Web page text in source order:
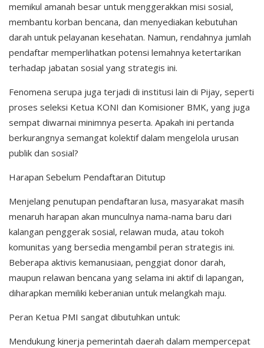
memikul amanah besar untuk menggerakkan misi sosial,
membantu korban bencana, dan menyediakan kebutuhan
darah untuk pelayanan kesehatan. Namun, rendahnya jumlah
pendaftar memperlihatkan potensi lemahnya ketertarikan
terhadap jabatan sosial yang strategis ini.
Fenomena serupa juga terjadi di institusi lain di Pijay, seperti
proses seleksi Ketua KONI dan Komisioner BMK, yang juga
sempat diwarnai minimnya peserta. Apakah ini pertanda
berkurangnya semangat kolektif dalam mengelola urusan
publik dan sosial?
Harapan Sebelum Pendaftaran Ditutup
Menjelang penutupan pendaftaran lusa, masyarakat masih
menaruh harapan akan munculnya nama-nama baru dari
kalangan penggerak sosial, relawan muda, atau tokoh
komunitas yang bersedia mengambil peran strategis ini.
Beberapa aktivis kemanusiaan, penggiat donor darah,
maupun relawan bencana yang selama ini aktif di lapangan,
diharapkan memiliki keberanian untuk melangkah maju.
Peran Ketua PMI sangat dibutuhkan untuk:
Mendukung kinerja pemerintah daerah dalam mempercepat